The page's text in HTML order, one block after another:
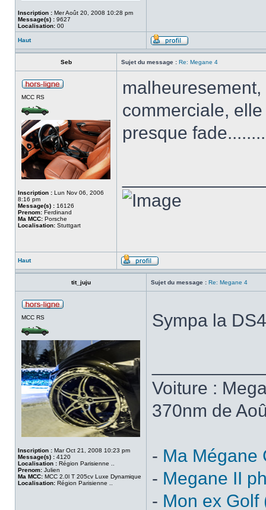
Inscription : Mer Août 20, 2008 10:28 pm
Message(s) : 9627
Localisation: 00
Haut
Seb Sujet du message : Re: Megane 4
MCC RS
Inscription : Lun Nov 06, 2006
8:16 pm
Message(s) : 16126
Prenom: Ferdinand
Ma MCC: Porsche
Localisation: Stuttgart
commerciale,
presque
Haut
tit_juju Sujet du message : Re: Megane 4
MCC RS
Inscription : Mar Oct 21, 2008 10:23 pm
Message(s) : 4120
Localisation : Région Parisienne ..
Prenom: Julien
Ma MCC: MCC 2.0l T 205cv Luxe Dynamique
Localisation: Région Parisienne ..
Sympa la
Voiture :
370nm de
- Ma Mégane
- Megane II
- Mon ex Golf